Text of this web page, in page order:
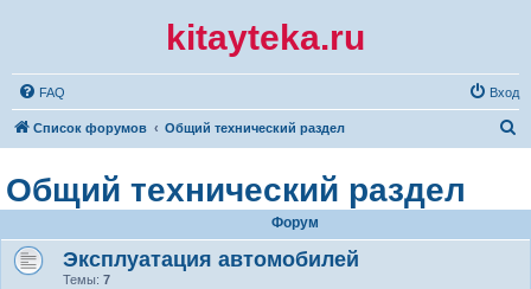
kitayteka.ru
FAQ Вход
Список форумов Общий технический раздел
с
к
Общий технический раздел
Форум
Эксплуатация автомобилей
Темы: 7